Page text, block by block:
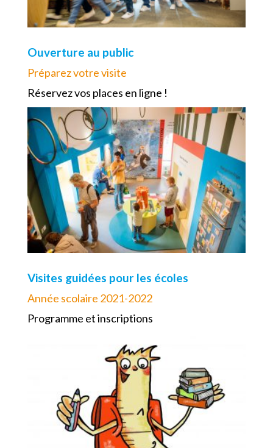
Ouverture au public
Préparez votre visite
Réservez vos places en ligne !
Visites guidées pour les écoles
Année scolaire 2021-2022
Programme et inscriptions